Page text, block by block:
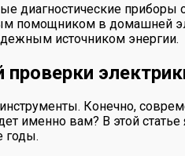
диагностические приборы
помощником в домашней
источником энергии.
проверки
Конечно,
именно вам? В этой статье
годы.